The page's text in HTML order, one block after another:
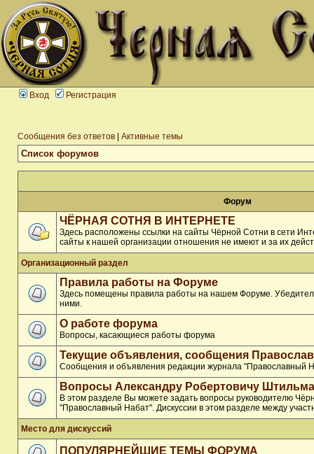
Вход Регистрация
Сообщения без ответов Активные темы
Список форумов
Форум
ЧЁРНАЯ СОТНЯ В ИНТЕРНЕТЕ
Здесь расположены ссылки на сайты Чёрной Сотни в сети
сайты к нашей организации отношения не имеют и за их
Организационный раздел
Правила работы на Форуме
Здесь помещены правила работы на нашем Форуме.
ними.
О работе форума
Вопросы, касающиеся работы форума
Текущие объявления, сообщения
Сообщения и объявления редакции журнала "Православный
Вопросы Александру Робертовичу
В этом разделе Вы можете задать вопросы руководителю
"Православный Набат". Дискуссии в этом разделе между
Место для дискуссий
ПОПУЛЯРНЕЙШИЕ ТЕМЫ ФОРУМА